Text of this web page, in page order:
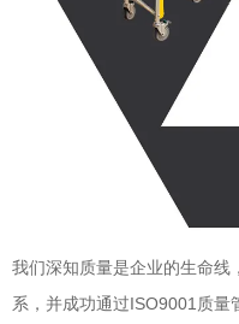
我们深知质量是企业的生命线
系，并成功通过ISO9001质量